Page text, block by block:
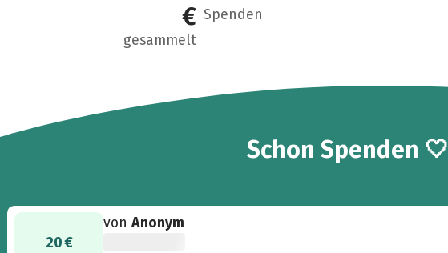
70 €
gesammelt
3
Spenden
Schon3
Spenden 🤍
20 €
vonAnonym